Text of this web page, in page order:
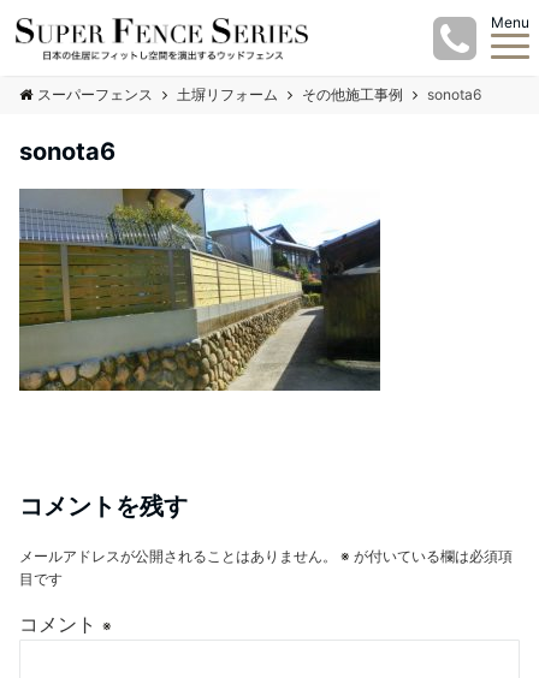
Menu
スーパーフェンス 土塀リフォーム その他施工事例 sonota6
sonota6
コメントを残す
メールアドレスが公開されることはありません。 ※ が付いている欄は必須項
目です
コメント ※